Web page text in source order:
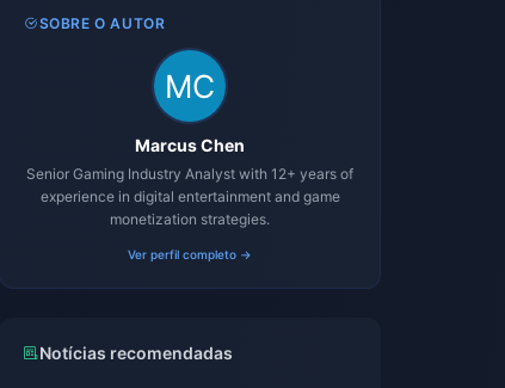
SOBRE O AUTOR
Marcus Chen
Senior Gaming Industry Analyst with 12+ years of
experience in digital entertainment and game
monetization strategies.
Ver perfil completo →
Notícias recomendadas